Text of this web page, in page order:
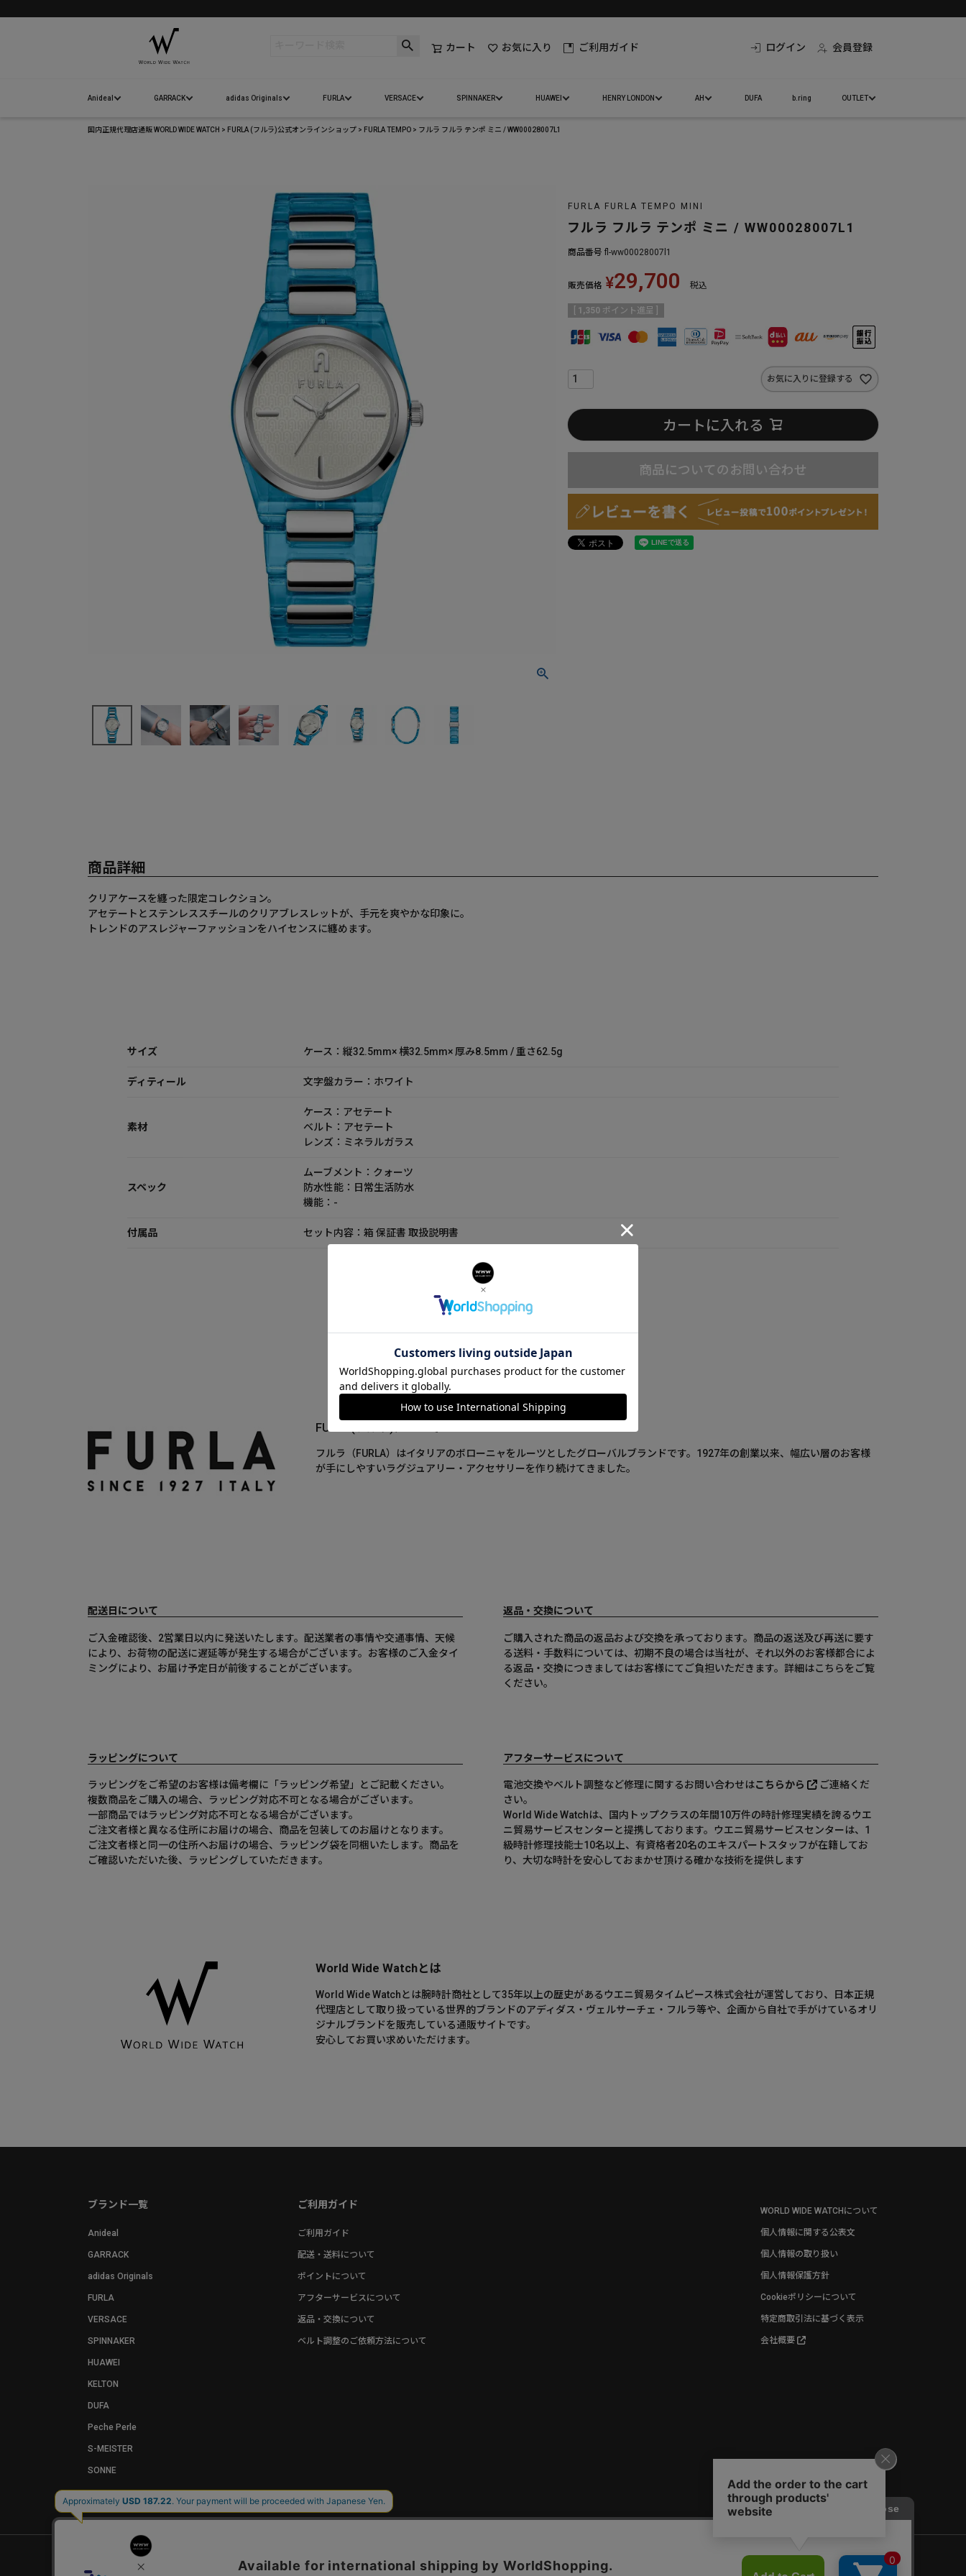
カート お気に入り ご利用ガイド ログイン 会員登録
Anideal GARRACK adidas Originals FURLA VERSACE SPINNAKER HUAWEI HENRY LONDON AH DUFA b.ring OUTLET
国内正規代理店通販 WORLD WIDE WATCH FURLA (フルラ)公式オンラインショップ FURLA TEMPO フルラ フルラ テンポ ミニ / WW00028007L1
FURLA FURLA TEMPO MINI
フルラ フルラ テンポ ミニ / WW00028007L1
商品番号 fl-ww00028007l1
販売価格 ¥29,700 税込
1,350 ポイント進呈 ]
お気に入りに登録する
カートに入れる
商品についてのお問い合わせ
商品詳細
クリアケースを纏った限定コレクション。
アセテートとステンレススチールのクリアブレスレットが、手元を爽やかな印象に。
トレンドのアスレジャーファッションをハイセンスに纏めます。
サイズ ケース：縦32.5mm× 横32.5mm× 厚み8.5mm / 重さ62.5g
ディティール 文字盤カラー：ホワイト
素材
ケース：アセテート
ベルト：アセテート
レンズ：ミネラルガラス
スペック
ムーブメント：クォーツ
防水性能：日常生活防水
機能：-
付属品 セット内容：箱 保証書 取扱説明書
FURLA(フルラ)について
フルラ（FURLA）はイタリアのボローニャをルーツとしたグローバルブランドです。1927年の創業以来、幅広い層のお客様
が手にしやすいラグジュアリー・アクセサリーを作り続けてきました。
配送日について
ご入金確認後、2営業日以内に発送いたします。配送業者の事情や交通事情、天候
により、お荷物の配送に遅延等が発生する場合がございます。お客様のご入金タイ
ミングにより、お届け予定日が前後することがございます。
返品・交換について
ご購入された商品の返品および交換を承っております。商品の返送及び再送に要す
る送料・手数料については、初期不良の場合は当社が、それ以外のお客様都合によ
る返品・交換につきましてはお客様にてご負担いただきます。詳細はこちらをご覧
ください。
ラッピングについて
ラッピングをご希望のお客様は備考欄に「ラッピング希望」とご記載ください。
複数商品をご購入の場合、ラッピング対応不可となる場合がございます。
一部商品ではラッピング対応不可となる場合がございます。
ご注文者様と異なる住所にお届けの場合、商品を包装してのお届けとなります。
ご注文者様と同一の住所へお届けの場合、ラッピング袋を同梱いたします。商品を
ご確認いただいた後、ラッピングしていただきます。
アフターサービスについて
電池交換やベルト調整など修理に関するお問い合わせはこちらから
ご連絡くだ
さい。
World Wide Watchは、国内トップクラスの年間10万件の時計修理実績を誇るウエ
ニ貿易サービスセンターと提携しております。ウエニ貿易サービスセンターは、1
級時計修理技能士10名以上、有資格者20名のエキスパートスタッフが在籍してお
り、大切な時計を安心しておまかせ頂ける確かな技術を提供します
World Wide Watchとは
World Wide Watchとは腕時計商社として35年以上の歴史があるウエニ貿易タイムピース株式会社が運営しており、日本正規
代理店として取り扱っている世界的ブランドのアディダス・ヴェルサーチェ・フルラ等や、企画から自社で手がけているオリ
ジナルブランドを販売している通販サイトです。
安心してお買い求めいただけます。
ブランド一覧
Anideal
GARRACK
adidas Originals
FURLA
VERSACE
SPINNAKER
HUAWEI
KELTON
DUFA
Peche Perle
S-MEISTER
SONNE
ご利用ガイド
ご利用ガイド
配送・送料について
ポイントについて
アフターサービスについて
返品・交換について
ベルト調整のご依頼方法について
WORLD WIDE WATCHについて
個人情報に関する公表文
個人情報の取り扱い
個人情報保護方針
Cookieポリシーについて
特定商取引法に基づく表示
会社概要